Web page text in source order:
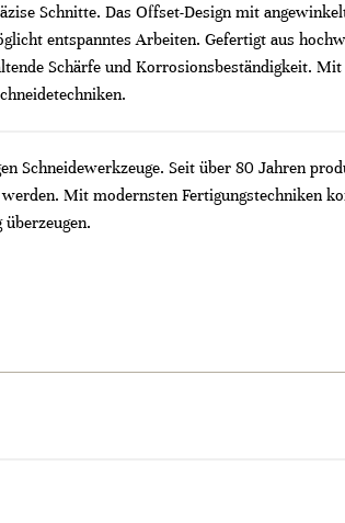
Schnitte. Das Offset-Design mit
entspanntes Arbeiten. Gefertigt aus
Schärfe und Korrosionsbeständigkeit.
Schneidewerkzeuge. Seit über 80 Jahren
Mit modernsten Fertigungstechniken